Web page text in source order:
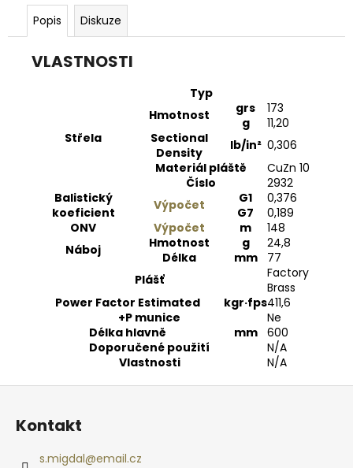
Popis Diskuze
VLASTNOSTI
Střela
Typ
Hmotnost
grs
173
g
11,20
Sectional
Density
lb/in² 0,306
Materiál pláště
CuZn 10
Číslo
2932
Balistický
koeficient
Výpočet G1 0,376
G7
0,189
ONV
Výpočet m
148
Náboj
Hmotnost g 24,8
Délka
mm
77
Plášť
Factory
Brass
Power Factor Estimated
kgr·fps411,6
+P munice
Ne
Délka hlavně
mm
600
Doporučené použití
N/A
Vlastnosti
N/A
OBECNÁ
ZITA
1KG
128,80
Kontakt
s.migdal@email.cz